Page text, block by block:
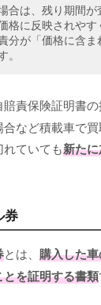
合は、残り期間が
格に反映されやす
分が「価格に含ま
賠責保険証明書
など積載車で
ていても新た
券
とは、 購入した
を証明する書類